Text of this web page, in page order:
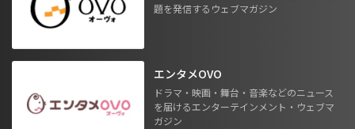
題を発信するウェブマガジン
エンタメOVO
ドラマ・映画・舞台・音楽などのニュース
を届けるエンターテインメント・ウェブマ
ガジン